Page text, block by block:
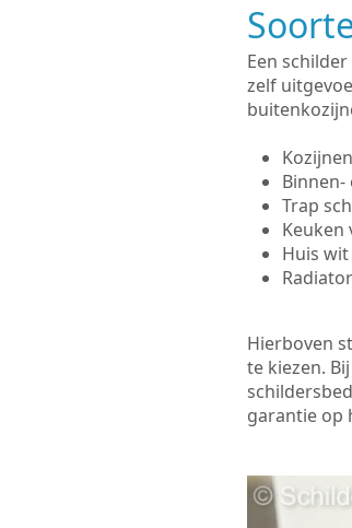
Een
zelf
Trap
Keuken
Huis
Hierboven
te kiezen.
garantie op